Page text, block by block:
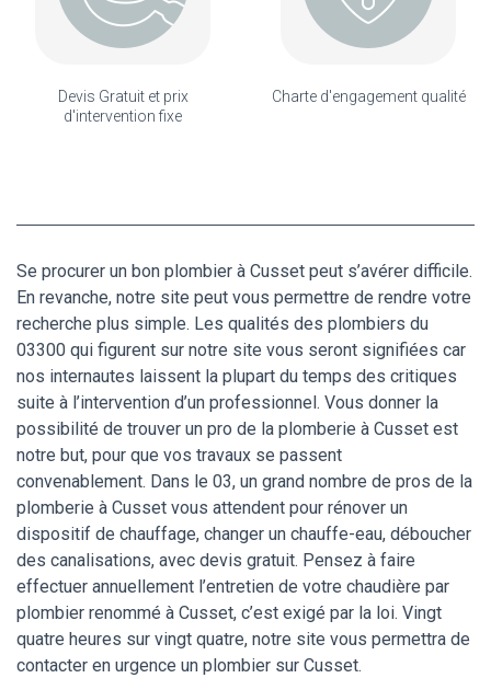
Devis Gratuit et prix
d'intervention fixe
Charte d'engagement qualité
Se procurer un bon plombier à Cusset peut s’avérer difficile.
En revanche, notre site peut vous permettre de rendre votre
recherche plus simple. Les qualités des plombiers du
03300 qui figurent sur notre site vous seront signifiées car
nos internautes laissent la plupart du temps des critiques
suite à l’intervention d’un professionnel. Vous donner la
possibilité de trouver un pro de la plomberie à Cusset est
notre but, pour que vos travaux se passent
convenablement. Dans le 03, un grand nombre de pros de la
plomberie à Cusset vous attendent pour rénover un
dispositif de chauffage, changer un chauffe-eau, déboucher
des canalisations, avec devis gratuit. Pensez à faire
effectuer annuellement l’entretien de votre chaudière par
plombier renommé à Cusset, c’est exigé par la loi. Vingt
quatre heures sur vingt quatre, notre site vous permettra de
contacter en urgence un plombier sur Cusset.